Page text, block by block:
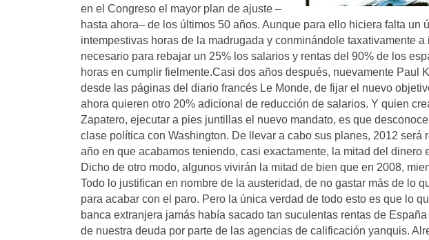
en el Congreso el mayor plan de ajuste –
hasta ahora– de los últimos 50 años. Aunque para ello hiciera falta un
intempestivas horas de la madrugada y conminándole taxativamente
necesario para rebajar un 25% los salarios y rentas del 90% de los
horas en cumplir fielmente.Casi dos años después, nuevamente Paul
desde las páginas del diario francés Le Monde, de fijar el nuevo
ahora quieren otro 20% adicional de reducción de salarios. Y quien
Zapatero, ejecutar a pies juntillas el nuevo mandato, es que
clase política con Washington. De llevar a cabo sus planes, 2012 será
año en que acabamos teniendo, casi exactamente, la mitad del
Dicho de otro modo, algunos vivirán la mitad de bien que en 2008,
Todo lo justifican en nombre de la austeridad, de no gastar más de lo
para acabar con el paro. Pero la única verdad de todo esto es que lo
banca extranjera jamás había sacado tan suculentas rentas de
de nuestra deuda por parte de las agencias de calificación yanquis.